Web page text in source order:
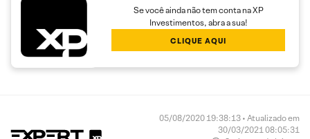
Se você ainda não tem conta na XP
Investimentos, abra a sua!
CLIQUE AQUI
05/08/2020 19:38:13 • Atualizado em
30/03/2021 08:05:31